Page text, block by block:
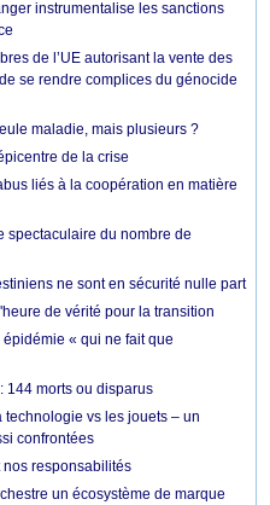
instrumentalise les sanctions
de l’UE autorisant la vente des
se rendre complices du génocide
maladie, mais plusieurs ?
de la crise
liés à la coopération en matière
spectaculaire du nombre de
ne sont en sécurité nulle part
de vérité pour la transition
épidémie « qui ne fait que
144 morts ou disparus
technologie vs les jouets – un
confrontées
responsabilités
un écosystème de marque